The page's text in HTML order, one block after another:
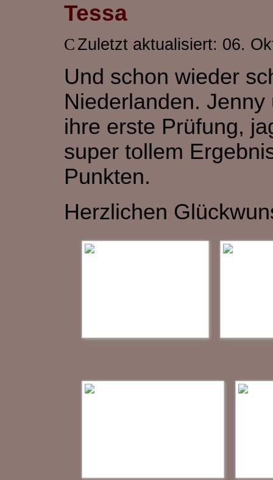
Tessa
Zuletzt aktualisiert: 06.
Und schon wieder
Niederlanden.
ihre erste Prüfung,
super tollem
Punkten.
Herzlichen